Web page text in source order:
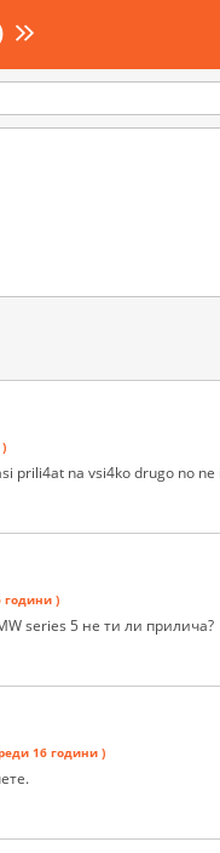
prili4at na vsi4ko drugo no
години )
series 5 не ти ли прилича?
16 години )